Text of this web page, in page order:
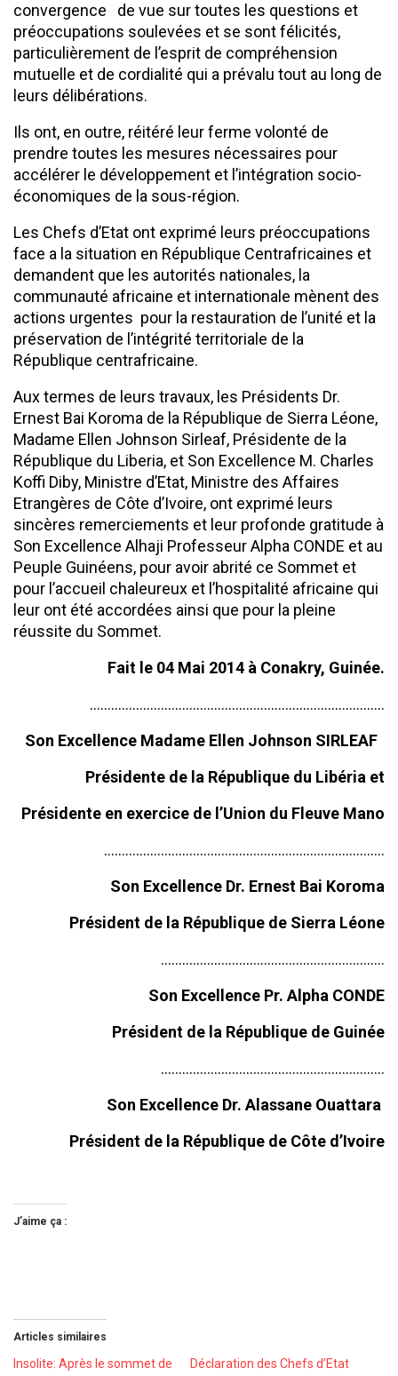
convergence de vue sur toutes les questions et
préoccupations soulevées et se sont félicités,
particulièrement de l’esprit de compréhension
mutuelle et de cordialité qui a prévalu tout au long de
leurs délibérations.
Ils ont, en outre, réitéré leur ferme volonté de
prendre toutes les mesures nécessaires pour
accélérer le développement et l’intégration socio-
économiques de la sous-région.
Les Chefs d’Etat ont exprimé leurs préoccupations
face a la situation en République Centrafricaines et
demandent que les autorités nationales, la
communauté africaine et internationale mènent des
actions urgentes pour la restauration de l’unité et la
préservation de l’intégrité territoriale de la
République centrafricaine.
Aux termes de leurs travaux, les Présidents Dr.
Ernest Bai Koroma de la République de Sierra Léone,
Madame Ellen Johnson Sirleaf, Présidente de la
République du Liberia, et Son Excellence M. Charles
Koffi Diby, Ministre d’Etat, Ministre des Affaires
Etrangères de Côte d’Ivoire, ont exprimé leurs
sincères remerciements et leur profonde gratitude à
Son Excellence Alhaji Professeur Alpha CONDE et au
Peuple Guinéens, pour avoir abrité ce Sommet et
pour l’accueil chaleureux et l’hospitalité africaine qui
leur ont été accordées ainsi que pour la pleine
réussite du Sommet.
Fait le 04 Mai 2014 à Conakry, Guinée.
………………………………………………………………………..
Son Excellence Madame Ellen Johnson SIRLEAF
Présidente de la République du Libéria et
Présidente en exercice de l’Union du Fleuve Mano
…………………………………………………………………….
Son Excellence Dr. Ernest Bai Koroma
Président de la République de Sierra Léone
………………………………………………………
Son Excellence Pr. Alpha CONDE
Président de la République de Guinée
………………………………………………………
Son Excellence Dr. Alassane Ouattara
Président de la République de Côte d’Ivoire
J’aime ça :
Articles similaires
Insolite: Après le sommet de
Déclaration des Chefs d’Etat